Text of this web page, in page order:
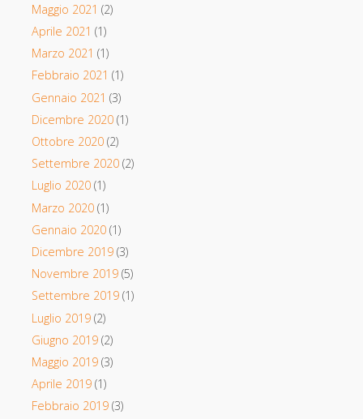
Maggio 2021 (2)
Aprile 2021 (1)
Marzo 2021 (1)
Febbraio 2021 (1)
Gennaio 2021 (3)
Dicembre 2020(1)
Ottobre 2020(2)
Settembre 2020(2)
Luglio 2020(1)
Marzo 2020(1)
Gennaio 2020(1)
Dicembre 2019(3)
Novembre 2019(5)
Settembre 2019(1)
Luglio 2019(2)
Giugno 2019(2)
Maggio 2019(3)
Aprile 2019(1)
Febbraio 2019(3)